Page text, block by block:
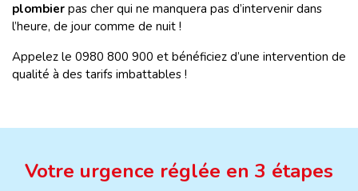
plombier pas cher qui ne manquera pas d’intervenir dans
l’heure, de jour comme de nuit !
Appelez le 0980 800 900 et bénéficiez d’une intervention de
qualité à des tarifs imbattables !
Votre urgence réglée en 3 étapes